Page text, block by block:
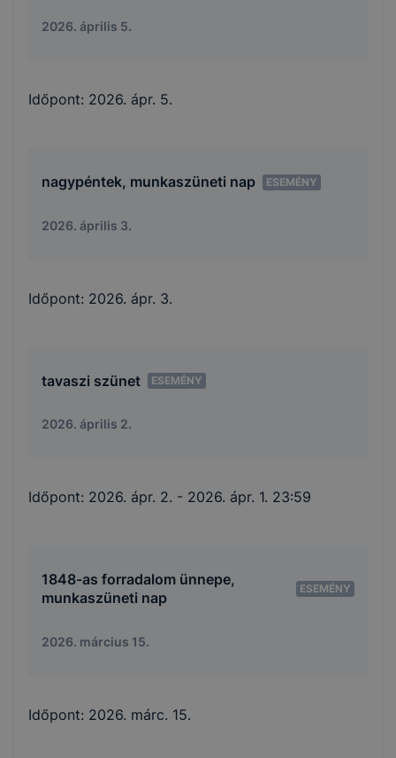
2026. április 5.
Időpont: 2026. ápr. 5.
nagypéntek, munkaszüneti nap ESEMÉNY
2026. április 3.
Időpont: 2026. ápr. 3.
tavaszi szünet ESEMÉNY
2026. április 2.
Időpont: 2026. ápr. 2. - 2026. ápr. 1. 23:59
1848-as forradalom ünnepe,
munkaszüneti nap
ESEMÉNY
2026. március 15.
Időpont: 2026. márc. 15.